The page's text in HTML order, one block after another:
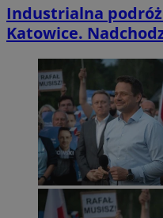
Industrialna
Katowice.